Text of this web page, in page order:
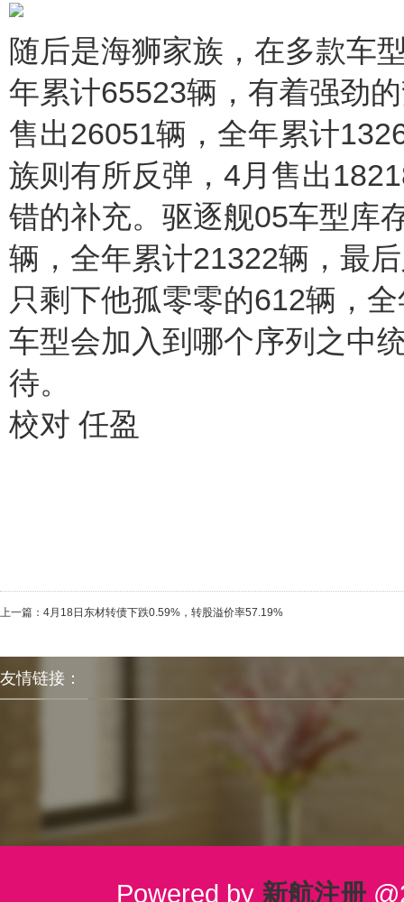
随后是海狮家族，在多款车
年累计65523辆，有着强劲
售出26051辆，全年累计
族则有所反弹，4月售出
错的补充。驱逐舰05车型库
辆，全年累计21322辆，最
只剩下他孤零零的612辆，
车型会加入到哪个序列之中
待。
校对 任盈
上一篇： 4月18日东材转债下跌0.59%，转股溢价率57.19%
友情链接：
Powered by 新航注册